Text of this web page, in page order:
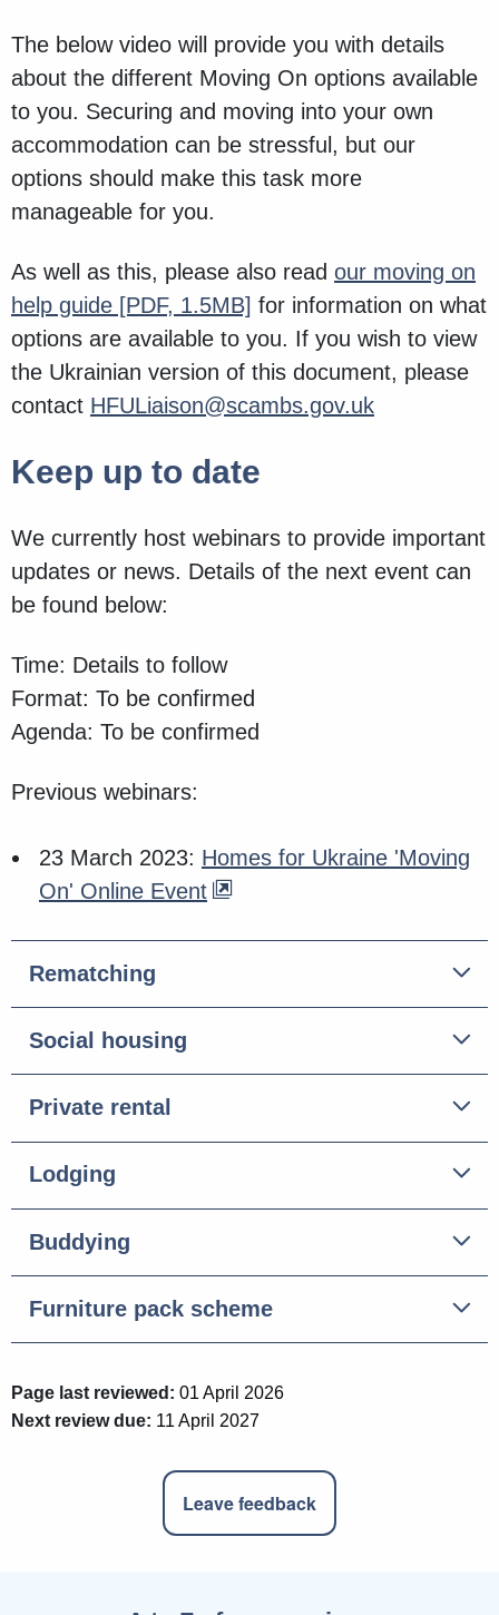
The below video will provide you with details
about the different Moving On options available
to you. Securing and moving into your own
accommodation can be stressful, but our
options should make this task more
manageable for you.
As well as this, please also read our moving on
help guide [PDF, 1.5MB] for information on what
options are available to you. If you wish to view
the Ukrainian version of this document, please
contact HFULiaison@scambs.gov.uk
Keep up to date
We currently host webinars to provide important
updates or news. Details of the next event can
be found below:
Time: Details to follow
Format: To be confirmed
Agenda: To be confirmed
Previous webinars:
23 March 2023: Homes for Ukraine 'Moving
On' Online Event
Rematching
Social housing
Private rental
Lodging
Buddying
Furniture pack scheme
Page last reviewed: 01 April 2026
Next review due: 11 April 2027
Leave feedback